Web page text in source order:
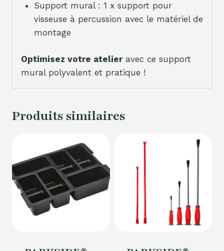
Support mural : 1 x support pour
visseuse à percussion avec le matériel de
montage
Optimisez votre atelieravec ce support
mural polyvalent et pratique !
Produits similaires